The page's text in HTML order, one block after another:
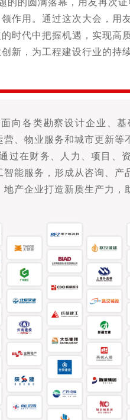
作用。通过这次大会，用
时代中把握机遇，实现高
新，为工程建设行业的持
向各类勘察设计企业、
营、物业服务和城市更新
过在财务、人力、项目、
能服务，形成从咨询、
产企业打造新质生产力，